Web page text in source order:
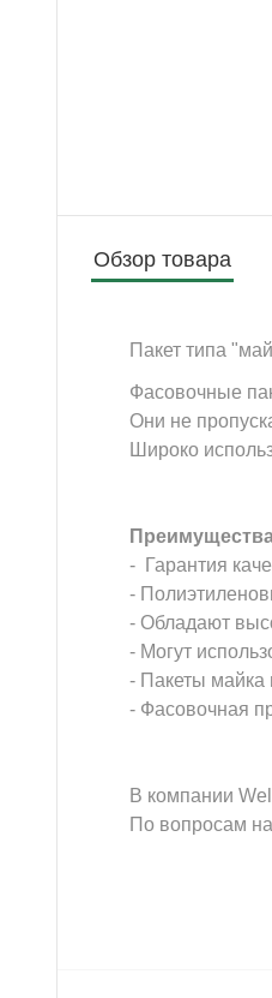
Обзор товара
Пакет типа
Фасовочные
Они не
Широко
- Гарантия
-
- Обладают
- Могут
- Пакеты майка
- Фасовочная
В компании
По вопросам